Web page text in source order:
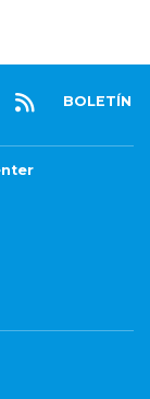
BOLETÍN